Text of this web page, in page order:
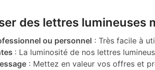
des lettres lumineuses
ou personnel : Très facile à
: La luminosité de nos lettres
: Mettez en valeur vos offres et